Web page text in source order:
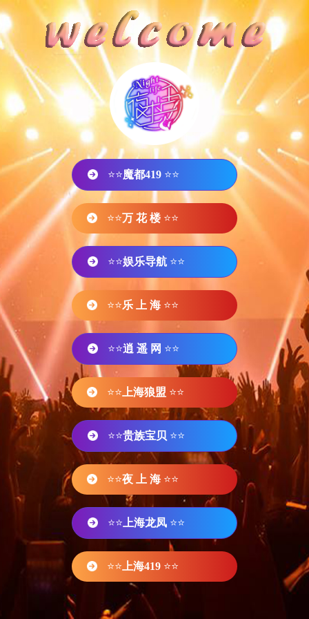
⭐⭐魔都419 ⭐⭐
⭐⭐万 花 楼 ⭐⭐
⭐⭐娱乐导航 ⭐⭐
⭐⭐乐 上 海 ⭐⭐
⭐⭐逍 遥 网 ⭐⭐
⭐⭐ 上海狼盟 ⭐⭐
⭐⭐贵族宝贝 ⭐⭐
⭐⭐夜 上 海 ⭐⭐
⭐⭐ 上海龙凤 ⭐⭐
⭐⭐ 上海419 ⭐⭐